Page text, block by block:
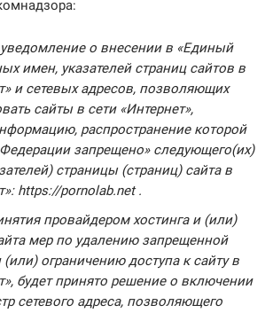
о внесении в «Единый
имен, указателей страниц сайтов в
и сетевых адресов, позволяющих
сайты в сети «Интернет»,
распространение которой
запрещено» следующего(их)
страницы (страниц) сайта в
https://pornolab.net .
провайдером хостинга и (или)
мер по удалению запрещенной
ограничению доступа к сайту в
будет принято решение о включении
сетевого адреса, позволяющего